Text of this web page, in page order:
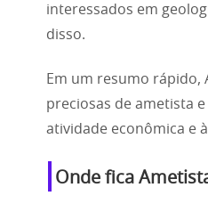
interessados em
disso.
Em um resumo rápido,
preciosas de ametista
atividade econômica e
Onde fica